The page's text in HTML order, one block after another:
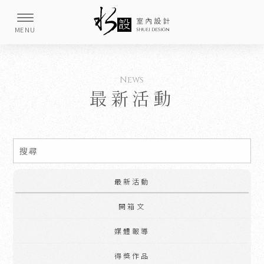
最新活動
最新活動
開箱文
媒體報導
得獎作品